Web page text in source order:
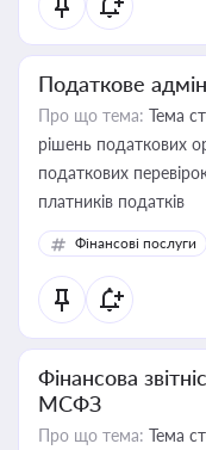
Податкове
Про що тема: Тема
рішень податкових
податкових
платників податків
Фінансові послуги
Фінансова
МСФЗ
Про що тема: Тема